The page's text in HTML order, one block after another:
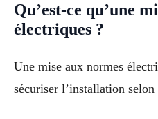
Qu’est-ce qu’une
électriques ?
Une mise aux normes
sécuriser l’installation